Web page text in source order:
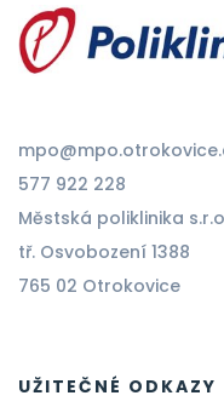
577 922 228
Městská poliklinika
tř. Osvobození 1388
765 02 Otrokovice
UŽITEČNÉ ODKAZY